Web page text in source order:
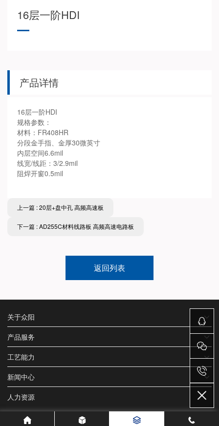
16层一阶HDI
产品详情
16层一阶HDI
规格参数：
材料：FR408HR
分段金手指、金厚30微英寸
内层空间6.6mil
线宽/线距：3/2.9mil
阻焊开窗0.5mil
上一篇 : 20层+盘中孔 高频高速板
下一篇 : AD255C材料线路板 高频高速电路板
返回列表
关于众阳
产品服务
工艺能力
新闻中心
人力资源